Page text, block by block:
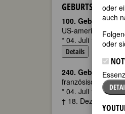
GEBURTSTAGE
100. Geburtstag:
US-amerikanische
* 04. Juli 1924 in
Details
240. Geburtstag:
französische
* 04. Juli 1784 in
† 18. Dezember
oder
auch
oder